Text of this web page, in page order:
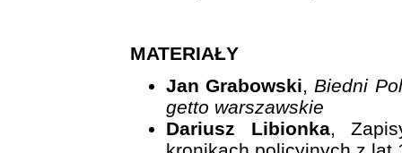
MATERIAŁY
Jan Grabowski, Biedni
getto warszawskie
Dariusz Libionka,